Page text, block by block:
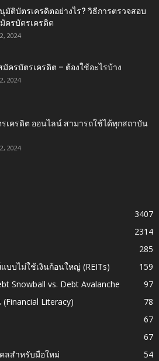
มัติบัตรเครดิตอย่างไร? วิธีการตรวจสอบ
ครบัตรเครดิต
2024
มัครบัตรเครดิต – ต้องใช้อะไรบ้าง
2024
เครดิต ออนไลน์ สามารถใช้ได้ทุกสถาบัน
2024
3407
2314
285
บบไม่ใช้เงินก้อนใหญ่ (REITs)
159
Snowball vs. Debt Avalanche
97
Literacy)
78
67
67
ลสำหรับมือใหม่
54